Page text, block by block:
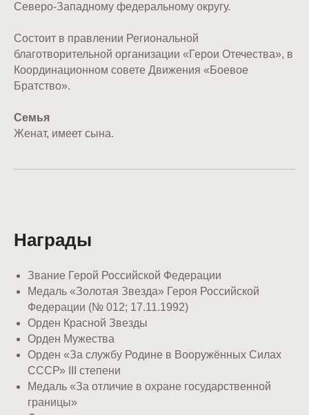
Северо-Западному федеральному округу.
Состоит в правлении Региональной
благотворительной организации «Герои Отечества», в
Координационном совете Движения «Боевое
Братство».
Семья
Женат, имеет сына.
Награды
Звание Герой Российской Федерации
Медаль «Золотая Звезда» Героя Российской
Федерации (№ 012; 17.11.1992)
Орден Красной Звезды
Орден Мужества
Орден «За службу Родине в Вооружённых Силах
СССР» III степени
Медаль «За отличие в охране государственной
границы»